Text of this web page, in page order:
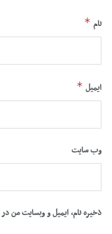
نام *
ایمیل *
وب‌ سایت
ذخیره نام، ایمیل و وبسایت من